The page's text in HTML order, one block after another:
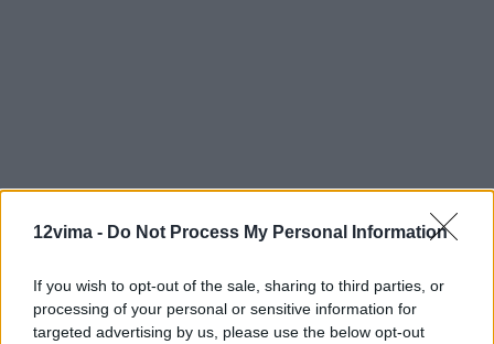
12vima - Do Not Process My Personal Information
If you wish to opt-out of the sale, sharing to third parties, or
processing of your personal or sensitive information for
targeted advertising by us, please use the below opt-out